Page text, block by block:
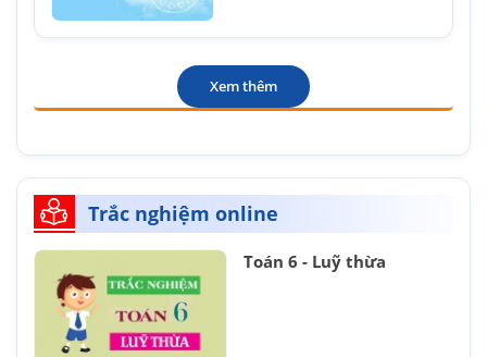
Xem thêm
Trắc nghiệm online
Toán 6 - Luỹ thừa